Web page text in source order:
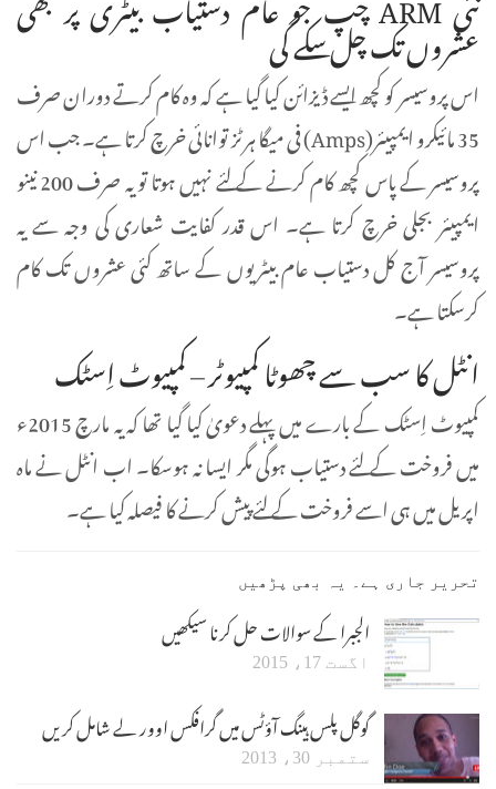
عشروں تک چل سکے گی
اس پروسیسر کو کچھ ایسے ڈیزائن کیا گیا ہے کہ وہ کام کرتے دوران صرف
35 مائیکرو ایمپیئر(Amps) فی میگا ہرٹز توانائی خرچ کرتا ہے۔ جب اس
پروسیسر کے پاس کچھ کام کرنے کے لئے نہیں ہوتا تو یہ صرف 200 نینو
ایمپیئر بجلی خرچ کرتا ہے۔ اس قدر کفایت شعاری کی وجہ سے یہ
پروسیسر آج کل دستیاب عام بیٹریوں کے ساتھ کئی عشروں تک کام
کرسکتا ہے۔
انٹل کا سب سے چھوٹا کمپیوٹر – کمپیوٹ اِسٹک
کمپیوٹ اِسٹک کے بارے میں پہلے دعویٰ کیا گیا تھا کہ یہ مارچ 2015ء
میں فروخت کے لئے دستیاب ہوگی مگر ایسا نہ ہوسکا۔ اب انٹل نے ماہ
اپریل میں ہی اسے فروخت کے لئے پیش کرنے کا فیصلہ کیا ہے۔
تحریر جاری ہے۔ یہ بھی پڑھیں
الجبرا کے سوالات حل کرنا سیکھیں
اگست 17، 2015
گوگل پلس ہینگ آؤٹس میں گرافکس اوور لے شامل کریں
ستمبر 30، 2013